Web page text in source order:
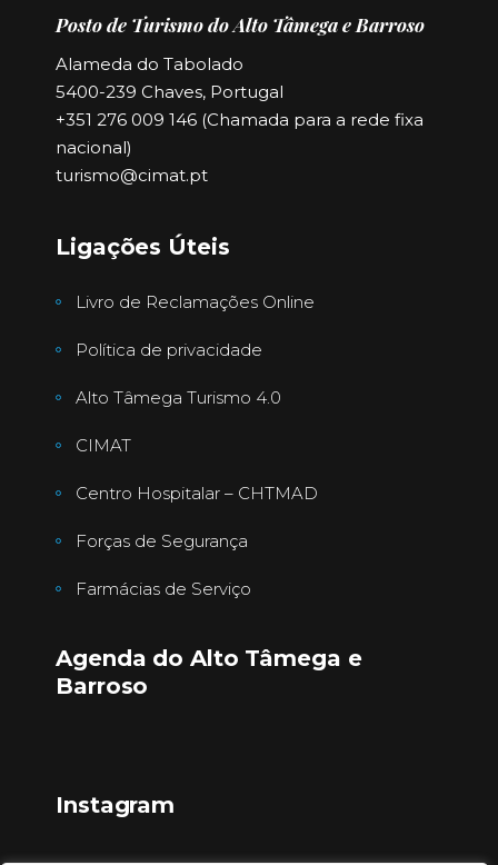
Posto de Turismo do Alto Tâmega e Barroso
Alameda do Tabolado
5400-239 Chaves, Portugal
+351 276 009 146 (Chamada para a rede fixa
nacional)
turismo@cimat.pt
Ligações Úteis
Livro de Reclamações Online
Política de privacidade
Alto Tâmega Turismo 4.0
CIMAT
Centro Hospitalar – CHTMAD
Forças de Segurança
Farmácias de Serviço
Agenda do Alto Tâmega e
Barroso
Instagram